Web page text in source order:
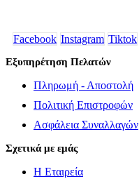
Facebook Instagram Tiktok
Εξυπηρέτηση Πελατών
Πληρωμή - Αποστολή
Πολιτική Επιστροφών
Ασφάλεια Συναλλαγών
Σχετικά με εμάς
Η Εταιρεία